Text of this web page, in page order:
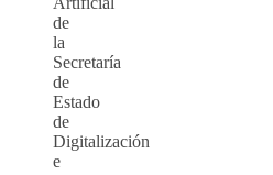
de
la
Secretaría
de
Estado
de
Digitalización
e